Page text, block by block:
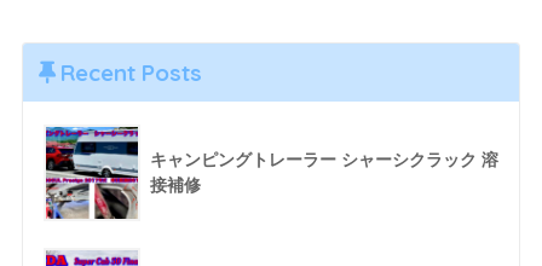
Recent Posts
キャンピングトレーラー シャーシクラック 溶
接補修